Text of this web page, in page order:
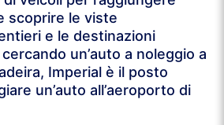
scoprire le viste
e le destinazioni
un’auto a noleggio a
Imperial è il posto
un’auto all’aeroporto di